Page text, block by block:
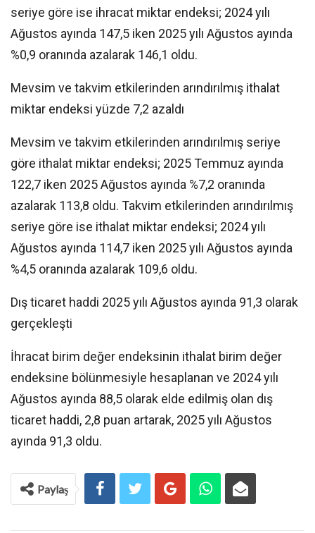
seriye göre ise ihracat miktar endeksi; 2024 yılı
Ağustos ayında 147,5 iken 2025 yılı Ağustos ayında
%0,9 oranında azalarak 146,1 oldu.
Mevsim ve takvim etkilerinden arındırılmış ithalat
miktar endeksi yüzde 7,2 azaldı
Mevsim ve takvim etkilerinden arındırılmış seriye
göre ithalat miktar endeksi; 2025 Temmuz ayında
122,7 iken 2025 Ağustos ayında %7,2 oranında
azalarak 113,8 oldu. Takvim etkilerinden arındırılmış
seriye göre ise ithalat miktar endeksi; 2024 yılı
Ağustos ayında 114,7 iken 2025 yılı Ağustos ayında
%4,5 oranında azalarak 109,6 oldu.
Dış ticaret haddi 2025 yılı Ağustos ayında 91,3 olarak
gerçekleşti
İhracat birim değer endeksinin ithalat birim değer
endeksine bölünmesiyle hesaplanan ve 2024 yılı
Ağustos ayında 88,5 olarak elde edilmiş olan dış
ticaret haddi, 2,8 puan artarak, 2025 yılı Ağustos
ayında 91,3 oldu.
Paylaş